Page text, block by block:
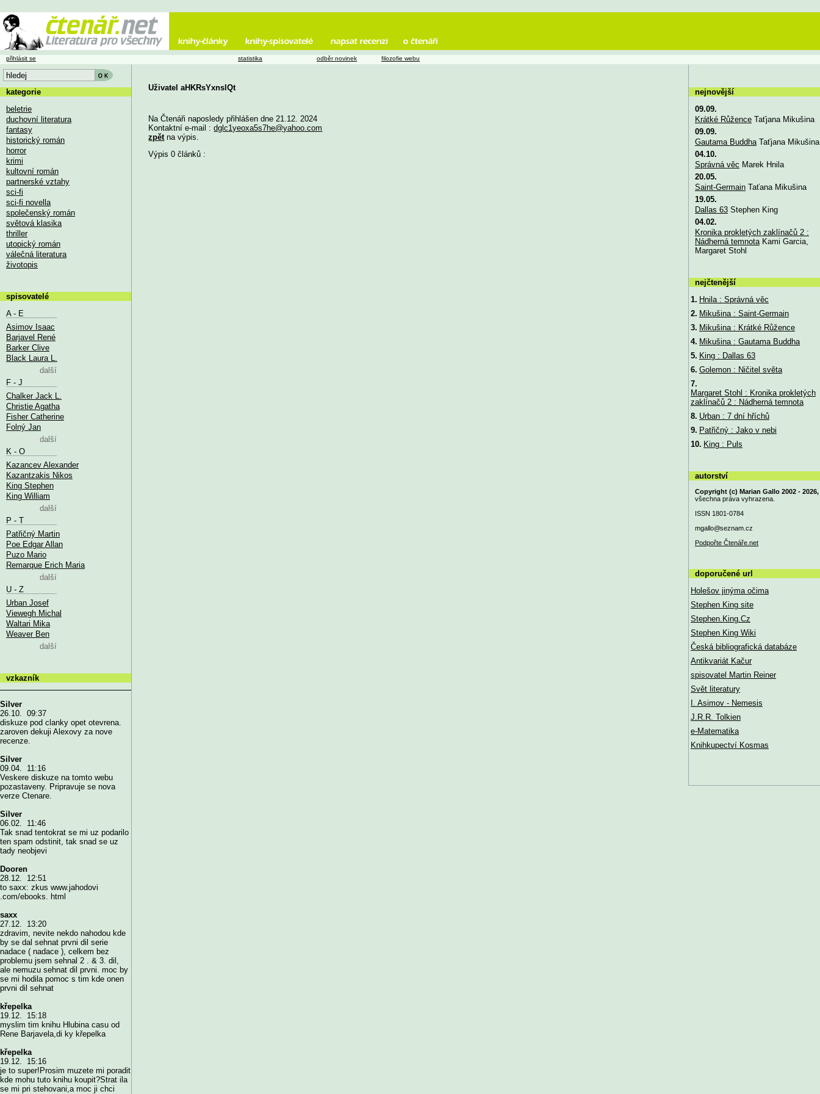
Uživatel aHKRsYxnslQt
Na Čtenáři naposledy přihlášen dne 21.12. 2024
Kontaktní e-mail :dglc1yeoxa5s7he@yahoo.com
zpět na výpis.
Výpis 0 článků :
přihlásit se statistika odběr novinek filozofie webu
kategorie
beletrie
duchovní literatura
fantasy
historický román
horror
krimi
kultovní román
partnerské vztahy
sci-fi
sci-fi novella
společenský román
světová klasika
thriller
utopický román
válečná literatura
životopis
spisovatelé
A - E
Asimov Isaac
Barjavel René
Barker Clive
Black Laura L.
další
F - J
Chalker Jack L.
Christie Agatha
Fisher Catherine
Folný Jan
další
K - O
Kazancev Alexander
Kazantzakis Nikos
King Stephen
King William
další
P - T
Patřičný Martin
Poe Edgar Allan
Puzo Mario
Remarque Erich Maria
další
U - Z
Urban Josef
Viewegh Michal
Waltari Mika
Weaver Ben
další
vzkazník
Silver
26.10. 09:37
diskuze pod clanky opet otevrena.
zaroven dekuji Alexovy za nove
recenze.
Silver
09.04. 11:16
Veskere diskuze na tomto webu
pozastaveny. Pripravuje se nova
verze Ctenare.
Silver
06.02. 11:46
Tak snad tentokrat se mi uz podarilo
ten spam odstinit, tak snad se uz
tady neobjevi
Dooren
28.12. 12:51
to saxx: zkus www.jahodovi
.com/ebooks. html
saxx
27.12. 13:20
zdravim, nevite nekdo nahodou kde
by se dal sehnat prvni dil serie
nadace ( nadace ), celkem bez
problemu jsem sehnal 2 . & 3. dil,
ale nemuzu sehnat dil prvni. moc by
se mi hodila pomoc s tim kde onen
prvni dil sehnat
křepelka
19.12. 15:18
myslim tim knihu Hlubina casu od
Rene Barjavela,di ky křepelka
křepelka
19.12. 15:16
je to super!Prosim muzete mi poradit
kde mohu tuto knihu koupit?Strat ila
se mi pri stehovani,a moc ji chci
nejnovější
09.09.
Krátké RůženceTaťjana Mikušina
09.09.
Gautama BuddhaTaťjana Mikušina
04.10.
Správná věc Marek Hnila
20.05.
Saint-GermainTaťana Mikušina
19.05.
Dallas 63Stephen King
04.02.
Kronika prokletých zaklínačů 2 :
Nádherná temnotaKami Garcia,
Margaret Stohl
nejčtenější
1. Hnila : Správná věc
2. Mikušina : Saint-Germain
3. Mikušina : Krátké Růžence
4. Mikušina : Gautama Buddha
5. King : Dallas 63
6. Golemon : Ničitel světa
7.
Margaret Stohl : Kronika prokletých
zaklínačů 2 : Nádherná temnota
8. Urban : 7 dní hříchů
9. Patřičný : Jako v nebi
10. King : Puls
autorství
Copyright (c) Marian Gallo 2002 - 2026,
všechna práva vyhrazena.
ISSN 1801-0784
mgallo@seznam.cz
Podpořte Čtenáře.net
doporučené url
Holešov jinýma očima
Stephen King site
Stephen.King.Cz
Stephen King Wiki
Česká bibliografická databáze
Antikvariát Kačur
spisovatel Martin Reiner
Svět literatury
I. Asimov - Nemesis
J.R.R. Tolkien
e-Matematika
Knihkupectví Kosmas